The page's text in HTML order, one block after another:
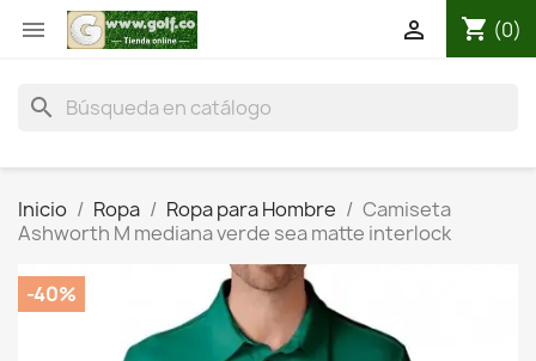
 shopping_cart (0)

search
Inicio Ropa Ropa para Hombre
Camiseta
Ashworth M mediana verde sea matte interlock
-40%